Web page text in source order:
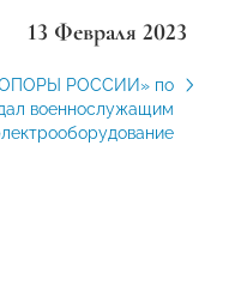
13 Февраля 2023
«ОПОРЫ РОССИИ» по
военнослужащим